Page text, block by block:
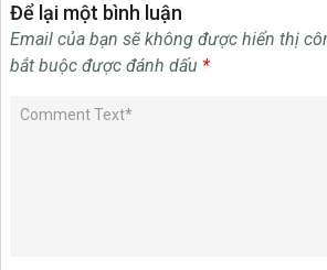
Để lại một bình luận
Email của bạn sẽ không được hiển thị
bắt buộc được đánh dấu *